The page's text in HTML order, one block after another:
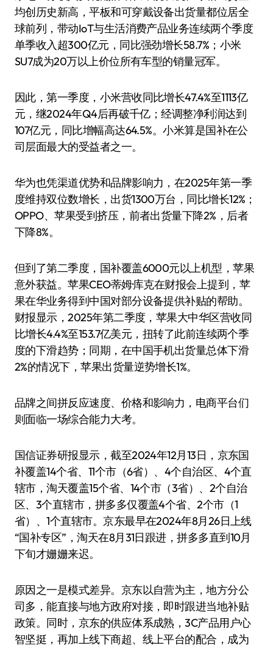
均创历史新高，平板和可穿戴设备出货量都位居全
球前列，带动IoT与生活消费产品业务连续两个季度
单季收入超300亿元，同比强劲增长58.7%；小米
SU7成为20万以上价位所有车型的销量冠军。
因此，第一季度，小米营收同比增长47.4%至1113亿
元，继2024年Q4后再破千亿；经调整净利润达到
107亿元，同比增幅高达64.5%。小米算是国补在公
司层面最大的受益者之一。
华为也凭渠道优势和品牌影响力，在2025年第一季
度维持双位数增长，出货1300万台，同比增长12%；
OPPO、苹果受到挤压，前者出货量下降2%，后者
下降8%。
但到了第二季度，国补覆盖6000元以上机型，苹果
意外获益。苹果CEO蒂姆·库克在财报会上提到，苹
果在华业务得到中国对部分设备提供补贴的帮助。
财报显示，2025年第二季度，苹果大中华区营收同
比增长4.4%至153.7亿美元，扭转了此前连续两个季
度的下滑趋势；同期，在中国手机出货量总体下滑
2%的情况下，苹果出货量逆势增长1%。
品牌之间拼反应速度、价格和影响力，电商平台们
则面临一场综合能力大考。
国信证券研报显示，截至2024年12月13日，京东国
补覆盖14个省、11个市（6省）、4个自治区、4个直
辖市，淘天覆盖15个省、14个市（3省）、2个自治
区、3个直辖市，拼多多仅覆盖4个省、2个市（1
省）、1个直辖市。京东最早在2024年8月26日上线
“国补专区”，淘天在8月31日跟进，拼多多直到10月
下旬才姗姗来迟。
原因之一是模式差异。京东以自营为主，地方分公
司多，能直接与地方政府对接，即时跟进当地补贴
政策。同时，京东的供应体系成熟，3C产品用户心
智坚挺，再加上线下商超、线上平台的配合，成为